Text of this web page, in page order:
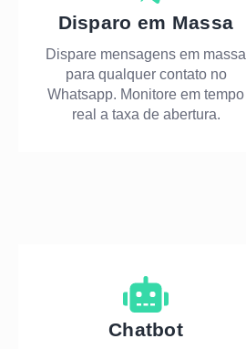
Disparo em Massa
Dispare mensagens em massa
para qualquer contato no
Whatsapp. Monitore em tempo
real a taxa de abertura.
Chatbot